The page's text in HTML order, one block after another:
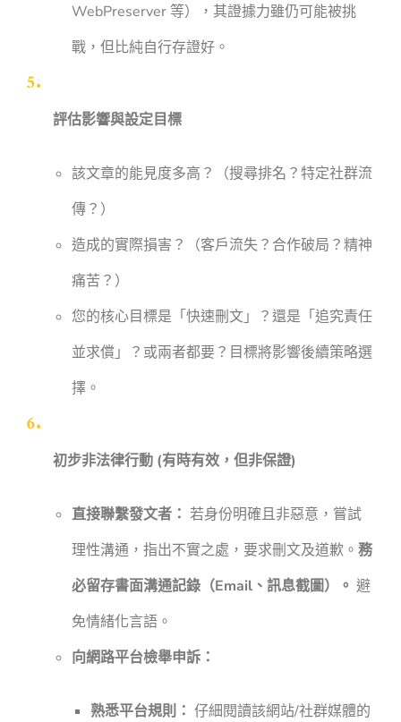
WebPreserver 等），其證據力雖仍可能被挑
戰，但比純自行存證好。
評估影響與設定目標
該文章的能見度多高？（搜尋排名？特定社群流
傳？）
造成的實際損害？（客戶流失？合作破局？精神
痛苦？）
您的核心目標是「快速刪文」？還是「追究責任
並求償」？或兩者都要？目標將影響後續策略選
擇。
初步非法律行動 (有時有效，但非保證)
直接聯繫發文者： 若身份明確且非惡意，嘗試
理性溝通，指出不實之處，要求刪文及道歉。務
必留存書面溝通記錄（Email、訊息截圖）。 避
免情緒化言語。
向網路平台檢舉申訴：
熟悉平台規則： 仔細閱讀該網站/社群媒體的